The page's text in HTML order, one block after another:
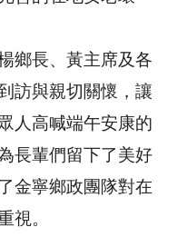
鄉長、黃主席及各
訪與親切關懷，讓
人高喊端午安康的
長輩們留下了美好
金寧鄉政團隊對在
視。